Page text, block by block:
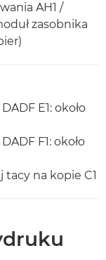
AH1 /
zasobnika
E1: około
F1: około
na kopie C1